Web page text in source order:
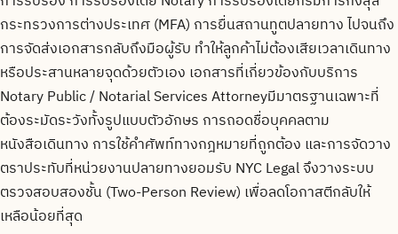
กระทรวงการต่างประเทศ (MFA) การยื่นสถานทูตปลายทาง ไปจนถึง
การจัดส่งเอกสารกลับถึงมือผู้รับ ทำให้ลูกค้าไม่ต้องเสียเวลาเดินทาง
หรือประสานหลายจุดด้วยตัวเอง เอกสารที่เกี่ยวข้องกับบริการ
Notary Public / Notarial Services Attorneyมีมาตรฐานเฉพาะที่
ต้องระมัดระวังทั้งรูปแบบตัวอักษร การถอดชื่อบุคคลตาม
หนังสือเดินทาง การใช้คำศัพท์ทางกฎหมายที่ถูกต้อง และการจัดวาง
ตราประทับที่หน่วยงานปลายทางยอมรับ NYC Legal จึงวางระบบ
ตรวจสอบสองชั้น (Two-Person Review) เพื่อลดโอกาสตีกลับให้
เหลือน้อยที่สุด